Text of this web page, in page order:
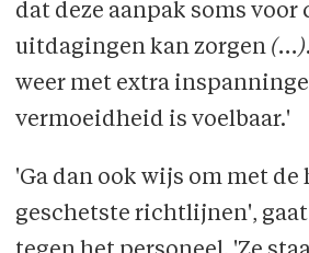
dat deze aanpak soms voor
uitdagingen kan zorgen (...)
weer met extra
vermoeidheid is voelbaar.'
'Ga dan ook wijs om met de
geschetste richtlijnen', gaat